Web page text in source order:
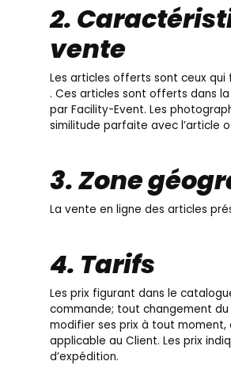
2.
vente
Les articles offerts sont ceux
. Ces articles sont offerts dans
par Facility-Event. Les
similitude parfaite avec l’article
3. Zone
La vente en ligne des articles
4. Tarifs
Les prix figurant dans le
commande; tout changement
modifier ses prix à tout
applicable au Client. Les prix
d’expédition.